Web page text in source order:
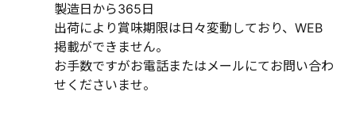
製造日から365日
出荷により賞味期限は日々変動しており、WEB
掲載ができません。
お手数ですがお電話またはメールにてお問い合わ
せくださいませ。